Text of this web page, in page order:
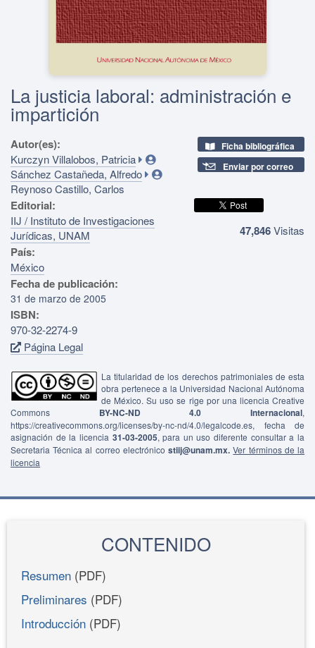
La justicia laboral: administración e
impartición
Autor(es):
Kurczyn Villalobos, Patricia
Sánchez Castañeda, Alfredo
Reynoso Castillo, Carlos
Editorial:
IIJ / Instituto de Investigaciones
Jurídicas, UNAM
País:
México
Fecha de publicación:
31 de marzo de 2005
ISBN:
970-32-2274-9
Página Legal
Ficha bibliográfica
Enviar por correo
47,846Visitas
La titularidad de los derechos patrimoniales de esta
obra pertenece a la Universidad Nacional Autónoma
de México. Su uso se rige por una licencia Creative
Commons BY-NC-ND 4.0 Internacional,
https://creativecommons.org/licenses/by-nc-nd/4.0/legalcode.es, fecha de
asignación de la licencia 31-03-2005, para un uso diferente consultar a la
Secretaria Técnica al correo electrónicostiij@unam.mx. Ver términos de la
licencia
CONTENIDO
Resumen (PDF)
Preliminares (PDF)
Introducción (PDF)